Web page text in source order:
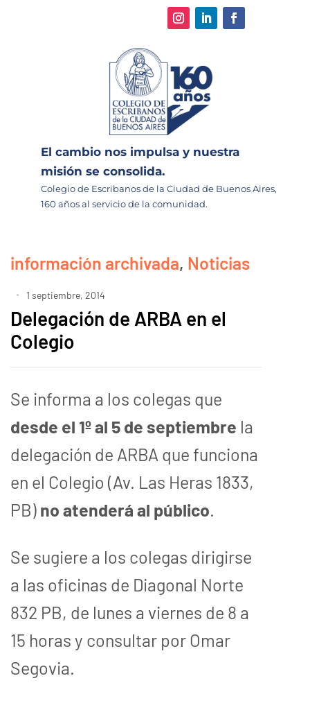
El cambio nos impulsa y nuestra
misión se consolida.
Colegio de Escribanos de la Ciudad de Buenos Aires,
160 años al servicio de la comunidad.
información archivada, Noticias
1 septiembre, 2014
Delegación de ARBA en el
Colegio
Se informa a los colegas que
desde el 1º al 5 de septiembre la
delegación de ARBA que funciona
en el Colegio (Av. Las Heras 1833,
PB) no atenderá al público.
Se sugiere a los colegas dirigirse
a las oficinas de Diagonal Norte
832 PB, de lunes a viernes de 8 a
15 horas y consultar por Omar
Segovia.